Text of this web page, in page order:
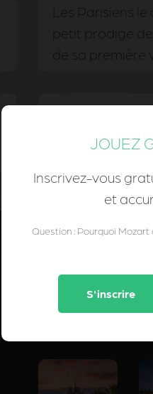
Les Parisiens
petit prodige de
de sa première
Il trouvait que
ceux de
JOUEZ
Inscrivez-vous
et
Question : Pourquoi
S'inscrire